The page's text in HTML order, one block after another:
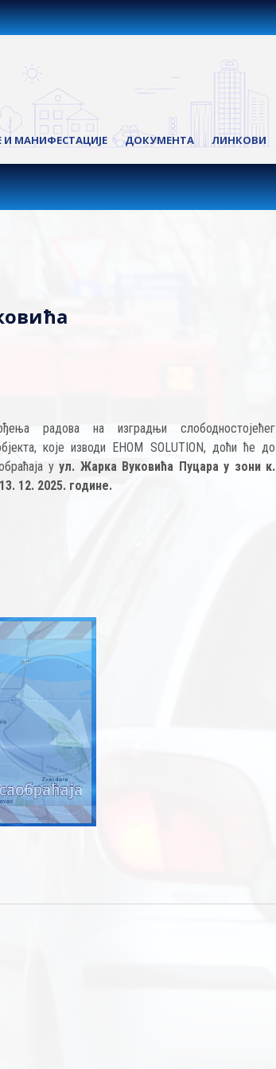
МАНИФЕСТАЦИЈЕ ДОКУМЕНТА ЛИНКОВИ
радова на изградњи слободностојећег
које изводи EHOM SOLUTION, доћи ће до
уул. Жарка Вуковића Пуцара у зони к.
12. 2025. године.